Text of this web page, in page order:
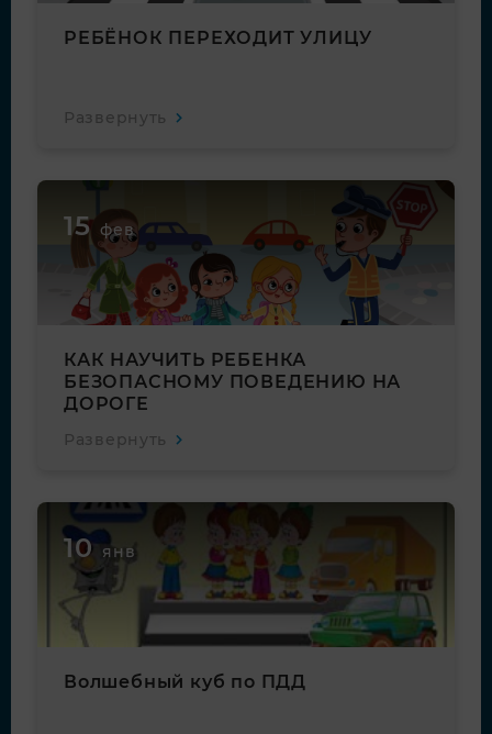
РЕБЁНОК ПЕРЕХОДИТ УЛИЦУ
Развернуть
15 фев
КАК НАУЧИТЬ РЕБЕНКА
БЕЗОПАСНОМУ ПОВЕДЕНИЮ НА
ДОРОГЕ
Развернуть
10 янв
Волшебный куб по ПДД